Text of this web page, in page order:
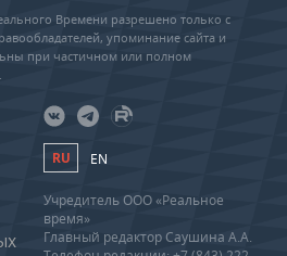
Времени разрешено только с
упоминание сайта и
при частичном или полном
RU EN
Учредитель ООО «Реальное
время»
Главный редактор Саушина А.А.